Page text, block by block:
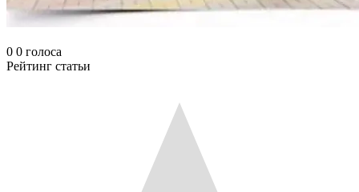
0 0 голоса
Рейтинг статьи